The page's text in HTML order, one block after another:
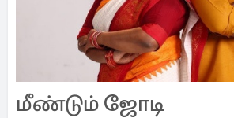
மீண்டும் ஜோடி